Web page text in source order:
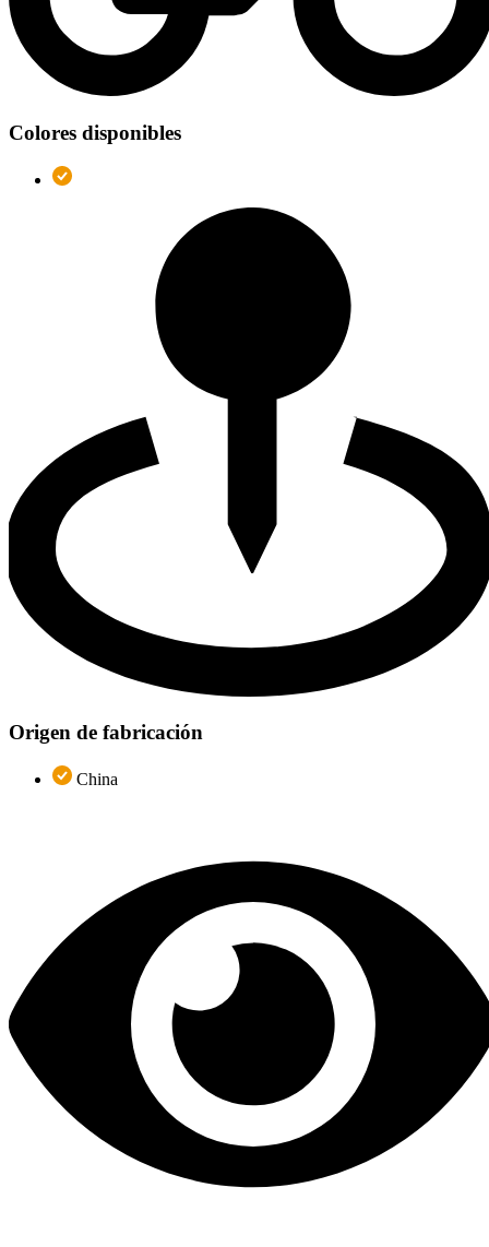
Colores disponibles
Origen de fabricación
China